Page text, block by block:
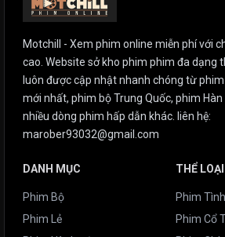
Motchill - Xem phim online miễn phí với
cao. Website sở kho phim phim đa dạng
luôn được cập nhật nhanh chóng từ
mới nhất, phim bộ Trung Quốc, phim Hàn
nhiều dòng phim hấp dẫn khác. liên hệ:
marober93032@gmail.com
DANH MỤC
Phim Bộ
Phim Lẻ
THỂ LOẠI
Phim
Phim Cổ